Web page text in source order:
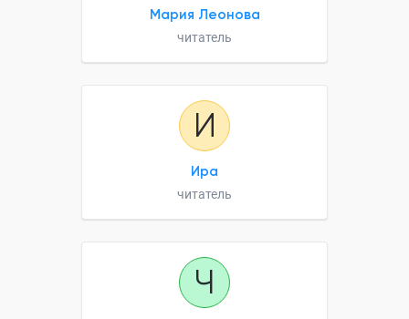
Мария Леонова
читатель
И
Ира
читатель
Ч